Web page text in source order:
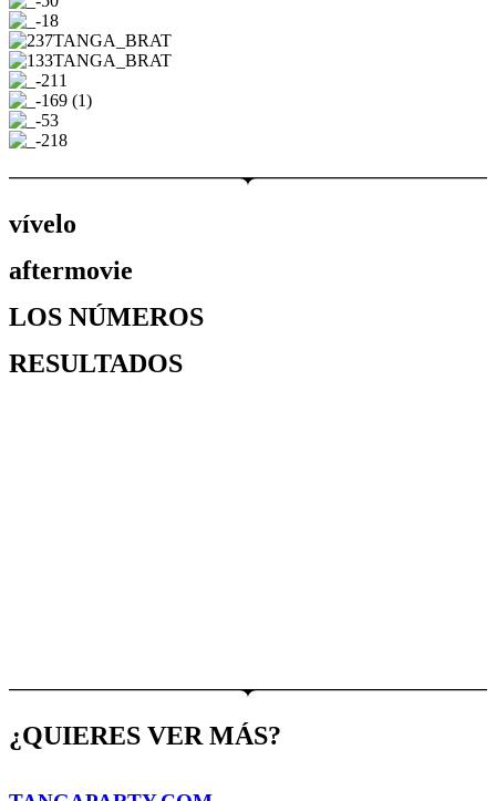
vívelo
aftermovie
LOS NÚMEROS
RESULTADOS
¿QUIERES VER MÁS?